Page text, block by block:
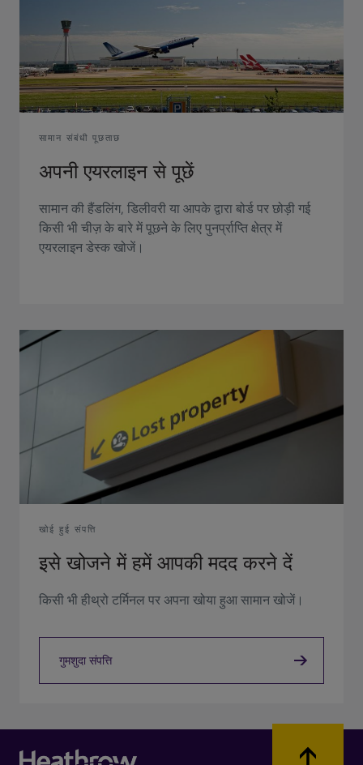
सामान संबंधी पूछताछ
अपनी एयरलाइन से पूछें
सामान की हैंडलिंग, डिलीवरी या आपके द्वारा बोर्ड पर छोड़ी गई
किसी भी चीज़ के बारे में पूछने के लिए पुनर्प्राप्ति क्षेत्र में
एयरलाइन डेस्क खोजें।
खोई हुई संपत्ति
इसे खोजने में हमें आपकी मदद करने दें
किसी भी हीथ्रो टर्मिनल पर अपना खोया हुआ सामान खोजें।
गुमशुदा संपत्ति